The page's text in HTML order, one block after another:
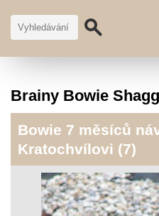
Brainy Bowie
Bowie 7 měsíců
Kratochvílovi (7)